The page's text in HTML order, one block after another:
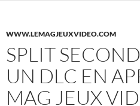
WWW.LEMAGJEUXVIDEO.COM
SPLIT
UN DLC EN
MAG JEUX